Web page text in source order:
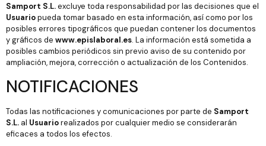
Samport S.L.excluye toda responsabilidad por las decisiones que el
Usuariopueda tomar basado en esta información, así como por los
posibles errores tipográficos que puedan contener los documentos
y gráficos de www.epislaboral.es. La información está sometida a
posibles cambios periódicos sin previo aviso de su contenido por
ampliación, mejora, corrección o actualización de los Contenidos.
NOTIFICACIONES
Todas las notificaciones y comunicaciones por parte de Samport
S.L. al Usuariorealizados por cualquier medio se considerarán
eficaces a todos los efectos.